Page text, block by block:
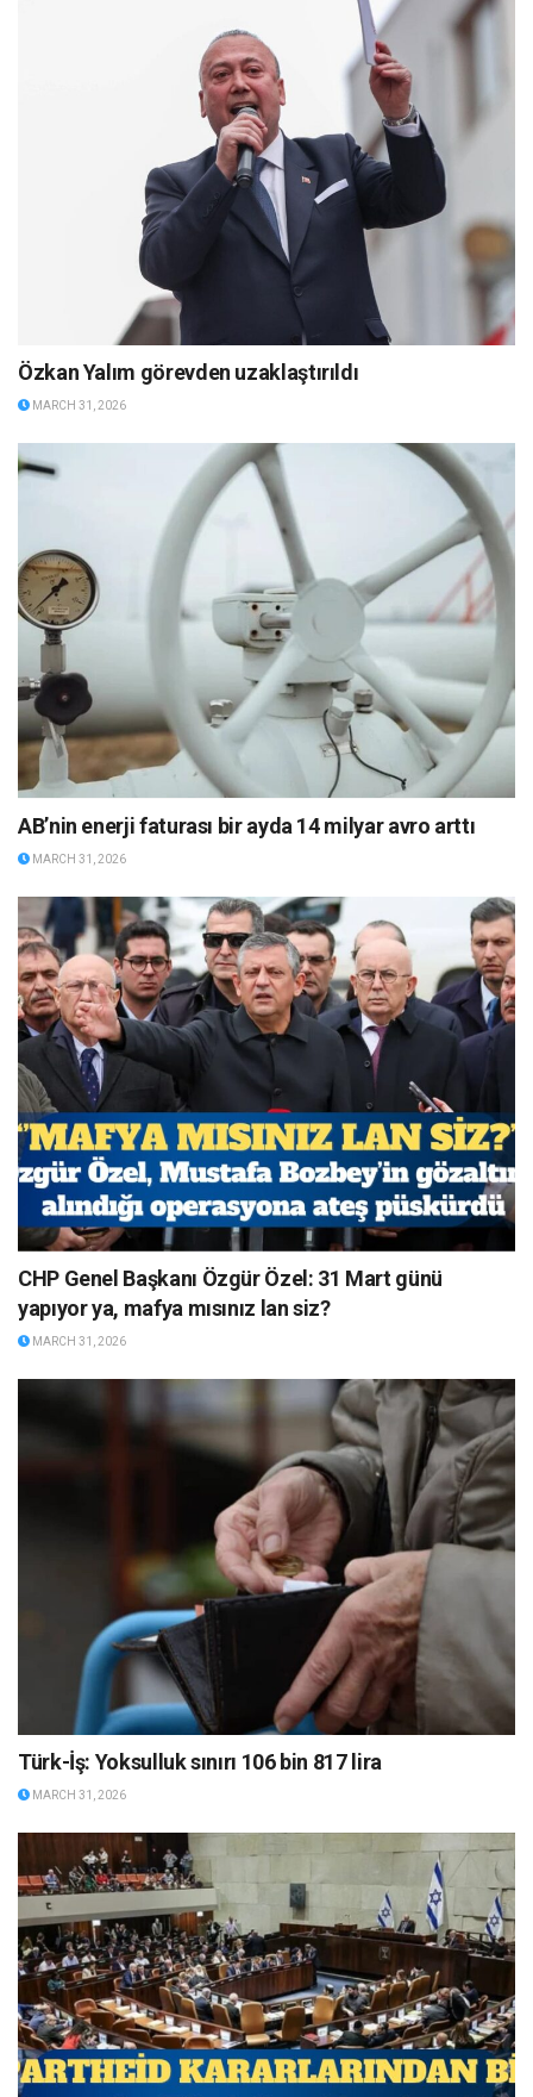
Özkan Yalım görevden uzaklaştırıldı
MARCH 31, 2026
AB’nin enerji faturası bir ayda 14 milyar avro arttı
MARCH 31, 2026
CHP Genel Başkanı Özgür Özel: 31 Mart günü
yapıyor ya, mafya mısınız lan siz?
MARCH 31, 2026
Türk-İş: Yoksulluk sınırı 106 bin 817 lira
MARCH 31, 2026